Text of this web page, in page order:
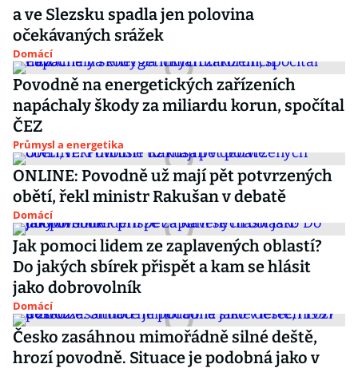
a ve Slezsku spadla jen polovina
očekávaných srážek
Domácí
Povodně na energetických zařízeních
napáchaly škody za miliardu korun, spočítal
ČEZ
Průmysl a energetika
ONLINE: Povodně už mají pět potvrzených
obětí, řekl ministr Rakušan v debatě
Domácí
Jak pomoci lidem ze zaplavených oblastí?
Do jakých sbírek přispět a kam se hlásit
jako dobrovolník
Domácí
Česko zasáhnou mimořádně silné deště,
hrozí povodně. Situace je podobná jako v